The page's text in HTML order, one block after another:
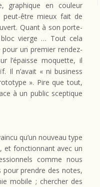
graphique en couleur
peut-être mieux fait de
Quant à son porte-
vierge … Tout cela
pour un premier rendez-
l’épaisse moquette, il
Il n’avait « ni business
». Pire que tout,
à un public sceptique
qu’un nouveau type
et fonctionnant avec un
comme nous
pour prendre des notes,
mobile ; chercher des